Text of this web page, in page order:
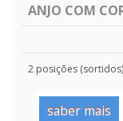
ANJO COM
2 posições (sortidos)
saber mais